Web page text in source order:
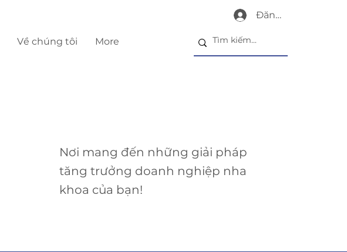
Đăng nhập
Về chúng tôi More
Nơi mang đến những giải pháp
tăng trưởng doanh nghiệp nha
khoa của bạn!